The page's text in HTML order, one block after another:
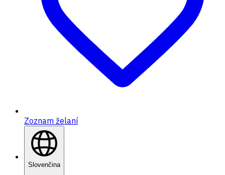
Zoznam želaní
Slovenčina